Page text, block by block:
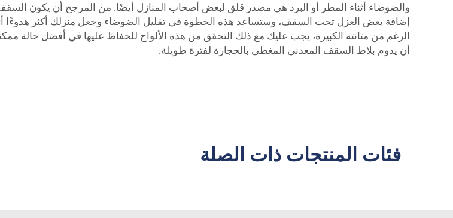
والضوضاء أثناء المطر أو البرد هي مصدر قلق لبعض أصحاب المنازل أيضًا. من المرجح أن يكون
إضافة بعض العزل تحت السقف، وستساعد هذه الخطوة في تقليل الضوضاء وجعل منزلك أكثر هدوءًا
الرغم من متانته الكبيرة، يجب عليك مع ذلك التحقق من هذه الألواح للحفاظ عليها في أفضل حالة
أن يدوم بلاط السقف المعدني المغطى بالحجارة لفترة طويلة.
فئات المنتجات ذات الصلة